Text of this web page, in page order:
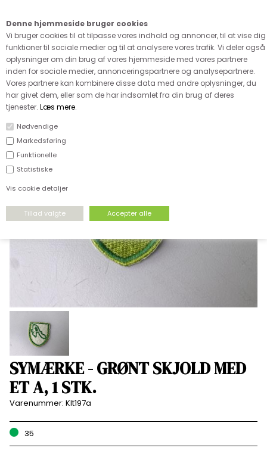
Denne hjemmeside bruger cookies
Vi bruger cookies til at tilpasse vores indhold og annoncer, til at vise dig
funktioner til sociale medier og til at analysere vores trafik. Vi deler også
oplysninger om din brug af vores hjemmeside med vores partnere
inden for sociale medier, annonceringspartnere og analysepartnere.
Vores partnere kan kombinere disse data med andre oplysninger, du
har givet dem, eller som de har indsamlet fra din brug af deres
tjenester. Læs mere.
Nødvendige
Markedsføring
Funktionelle
Statistiske
Vis cookie detaljer
FORSIDE›TILBEHØR›
SYMÆRKE - GRØNT SKJOLD MED
ET A, 1 STK.
Varenummer: Klt197a
35